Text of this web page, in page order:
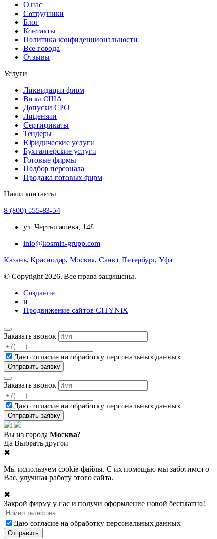
О нас
Сотрудники
Блог
Контакты
Политика конфиденциональности
Все города
Отзывы
Услуги
Ликвидация фирм
Визы США
Допуски СРО
Лицензии
Сертификаты
Тендеры
Юридические услуги
Бухгалтерские услуги
Готовые фирмы
Подбор персонала
Продажа готовых фирм
Наши контакты
8 (800) 555-83-54
ул. Чертыгашева, 148
info@kosmin-grupp.com
Казань, Краснодар, Москва, Санкт-Петербург, Уфа
© Copyright 2026. Все права защищены.
Создание
и
Продвижение сайтов CITYNIX
Заказать звонок
Даю согласие на обработку персональных данных
Заказать звонок
Даю согласие на обработку персональных данных
Вы из города Москва?
Да Выбрать другой
✖
Мы используем cookie-файлы. С их помощью мы заботимся о
Вас, улучшая работу этого сайта.
✖
Закрой фирму у нас и получи оформление новой бесплатно!
Даю согласие на обработку персональных данных